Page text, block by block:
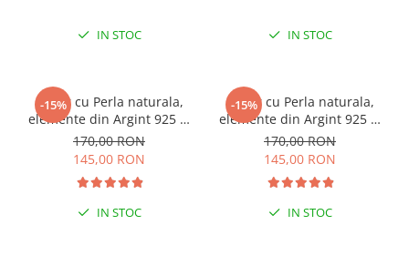
IN STOC IN STOC
-15%
Colier cu Perla naturala,
elemente din Argint 925 si
margele Miyuki, multicolor
170,00 RON
145,00 RON
IN STOC
-15%
Colier cu Perla naturala,
elemente din Argint 925 si
margele Miyuki, verde/kiwi
170,00 RON
145,00 RON
IN STOC